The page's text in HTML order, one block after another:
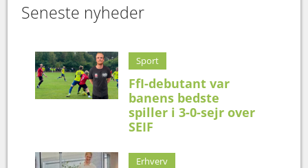
Seneste nyheder
Sport
FfI-debutant var
banens bedste
spiller i 3-0-sejr over
SEIF
Erhverv